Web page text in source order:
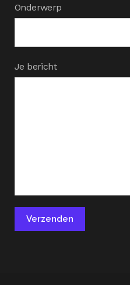
Onderwerp
Je bericht